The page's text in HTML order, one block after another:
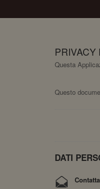
PRIVACY
Questa
Questo
DATI